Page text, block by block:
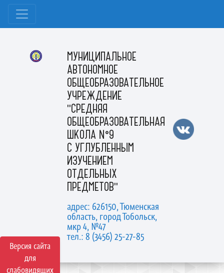
Версия сайта
для
слабовидящих
МУНИЦИПАЛЬНОЕ
АВТОНОМНОЕ
ОБЩЕОБРАЗОВАТЕЛЬНОЕ
УЧРЕЖДЕНИЕ
"СРЕДНЯЯ
ОБЩЕОБРАЗОВАТЕЛЬНАЯ
ШКОЛА №9
С УГЛУБЛЕННЫМ
ИЗУЧЕНИЕМ
ОТДЕЛЬНЫХ
ПРЕДМЕТОВ"
адрес: 626150, Тюменская
область, город Тобольск,
мкр 4, №47
тел.: 8 (3456) 25-27-85